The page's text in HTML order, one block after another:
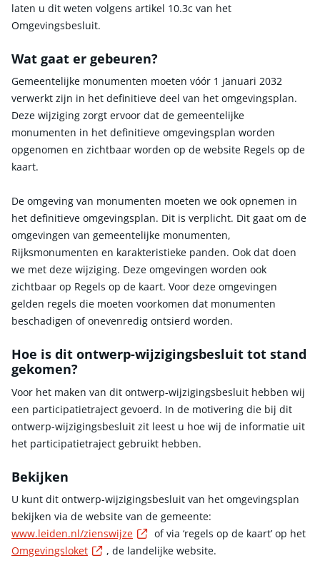
laten u dit weten volgens artikel 10.3c van het
Omgevingsbesluit.
Wat gaat er gebeuren?
Gemeentelijke monumenten moeten vóór 1 januari 2032
verwerkt zijn in het definitieve deel van het omgevingsplan.
Deze wijziging zorgt ervoor dat de gemeentelijke
monumenten in het definitieve omgevingsplan worden
opgenomen en zichtbaar worden op de website Regels op de
kaart.
De omgeving van monumenten moeten we ook opnemen in
het definitieve omgevingsplan. Dit is verplicht. Dit gaat om de
omgevingen van gemeentelijke monumenten,
Rijksmonumenten en karakteristieke panden. Ook dat doen
we met deze wijziging. Deze omgevingen worden ook
zichtbaar op Regels op de kaart. Voor deze omgevingen
gelden regels die moeten voorkomen dat monumenten
beschadigen of onevenredig ontsierd worden.
Hoe is dit ontwerp-wijzigingsbesluit tot stand
gekomen?
Voor het maken van dit ontwerp-wijzigingsbesluit hebben wij
een participatietraject gevoerd. In de motivering die bij dit
ontwerp-wijzigingsbesluit zit leest u hoe wij de informatie uit
het participatietraject gebruikt hebben.
Bekijken
U kunt dit ontwerp-wijzigingsbesluit van het omgevingsplan
bekijken via de website van de gemeente:
www.leiden.nl/zienswijze
Externe link
of via ‘regels op de kaart’ op het
Omgevingsloket
Externe link
, de landelijke website.